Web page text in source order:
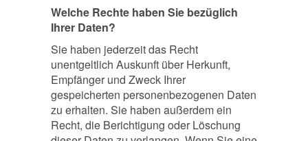
Welche Rechte haben Sie bezüglich
Ihrer Daten?
Sie haben jederzeit das Recht
unentgeltlich Auskunft über Herkunft,
Empfänger und Zweck Ihrer
gespeicherten personenbezogenen Daten
zu erhalten. Sie haben außerdem ein
Recht, die Berichtigung oder Löschung